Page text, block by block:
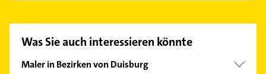
passenden Kontaktmöglichkeiten wie Adresse oder
Hier finden Sie alleKontaktdaten
Was Sie auch interessieren könnte
Maler in Bezirken von Duisburg